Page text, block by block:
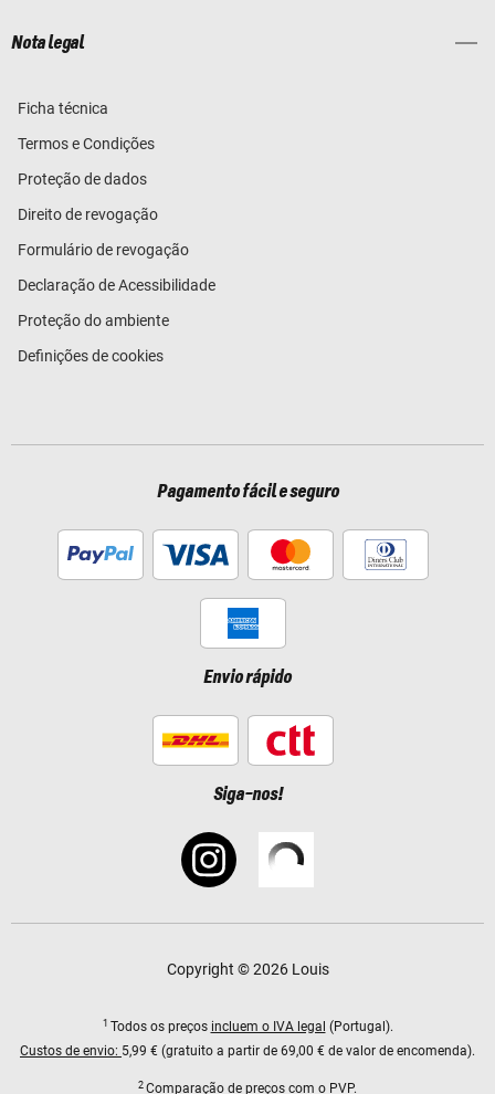
Nota legal
Ficha técnica
Termos e Condições
Proteção de dados
Direito de revogação
Formulário de revogação
Declaração de Acessibilidade
Proteção do ambiente
Definições de cookies
Pagamento fácil e seguro
Envio rápido
Siga-nos!
Copyright © 2026 Louis
1 Todos os preços incluem o IVA legal (Portugal).
Custos de envio: 5,99 € (gratuito a partir de 69,00 € de valor de encomenda).
2 Comparação de preços com o PVP.